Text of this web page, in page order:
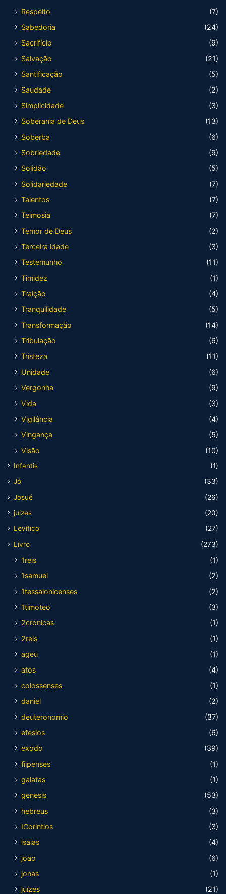
Respeito
(7)
Sabedoria
(24)
Sacrifício
(9)
Salvação
(21)
Santificação
(5)
Saudade
(2)
Simplicidade
(3)
Soberania de Deus
(13)
Soberba
(6)
Sobriedade
(9)
Solidão
(5)
Solidariedade
(7)
Talentos
(7)
Teimosia
(7)
Temor de Deus
(2)
Terceira idade
(3)
Testemunho
(11)
Timidez
(1)
Traição
(4)
Tranquilidade
(5)
Transformação
(14)
Tribulação
(6)
Tristeza
(11)
Unidade
(6)
Vergonha
(9)
Vida
(3)
Vigilância
(4)
Vingança
(5)
Visão
(10)
Infantis
(1)
Jó
(33)
Josué
(26)
juizes
(20)
Levítico
(27)
Livro
(273)
1reis
(1)
1samuel
(2)
1tessalonicenses
(2)
1timoteo
(3)
2cronicas
(1)
2reis
(1)
ageu
(1)
atos
(4)
colossenses
(1)
daniel
(2)
deuteronomio
(37)
efesios
(6)
exodo
(39)
fiipenses
(1)
galatas
(1)
genesis
(53)
hebreus
(3)
ICorintios
(3)
isaias
(4)
joao
(6)
jonas
(1)
juízes
(21)